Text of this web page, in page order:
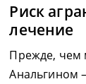
Риск
лечение
Прежде, чем
Анальгином